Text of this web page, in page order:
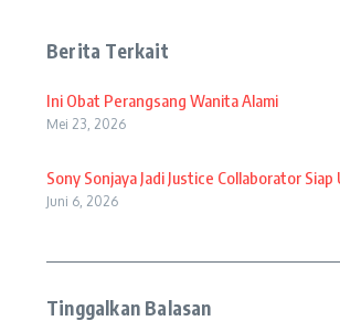
Berita Terkait
Ini Obat Perangsang Wanita Alami
Mei 23, 2026
Sony Sonjaya Jadi Justice Collaborator
Juni 6, 2026
Tinggalkan Balasan